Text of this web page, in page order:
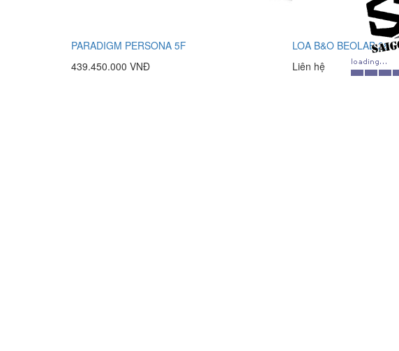
PARADIGM PERSONA 5F
439.450.000 VNĐ
LOA B&O BEOLAB 28
Liên hệ